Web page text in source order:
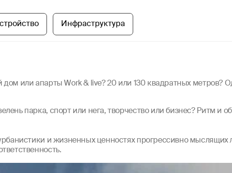
Инфраструктура
или апарты Work & live? 20 или 130 квадратных метров?
парка, спорт или нега, творчество или бизнес? Ритм и
и жизненных ценностях прогрессивно мыслящих